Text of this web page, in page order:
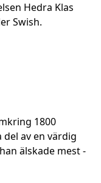
Hedra Klas
Swish.
1800
av en värdig
älskade mest -